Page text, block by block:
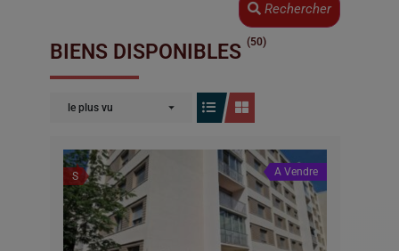
Rechercher
BIENS DISPONIBLES (50)
le plus vu
S A Vendre